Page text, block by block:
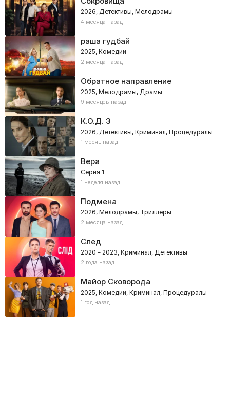
2026, Детективы, Мелодрамы
4 месяца назад
раша гудбай
2025, Комедии
2 месяца назад
Обратное направление
2025, Мелодрамы, Драмы
9 месяцев назад
К.О.Д. 3
2026, Детективы, Криминал, Процедуралы
1 месяц назад
Вера
Серия 1
1 неделя назад
Подмена
2026, Мелодрамы, Триллеры
2 месяца назад
След
2020 – 2023, Криминал, Детективы
2 года назад
Майор Сковорода
2025, Комедии, Криминал, Процедуралы
1 год назад